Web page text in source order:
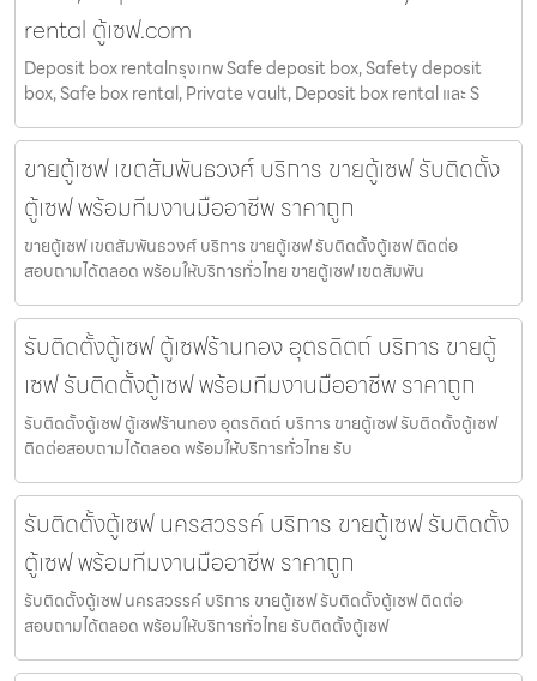
rental ตู้เซฟ.com
Deposit box rentalกรุงเทพ Safe deposit box, Safety deposit
box, Safe box rental, Private vault, Deposit box rental และ S
ขายตู้เซฟ เขตสัมพันธวงศ์ บริการ ขายตู้เซฟ รับติดตั้ง
ตู้เซฟ พร้อมทีมงานมืออาชีพ ราคาถูก
ขายตู้เซฟ เขตสัมพันธวงศ์ บริการ ขายตู้เซฟ รับติดตั้งตู้เซฟ ติดต่อ
สอบถามได้ตลอด พร้อมให้บริการทั่วไทย ขายตู้เซฟ เขตสัมพัน
รับติดตั้งตู้เซฟ ตู้เซฟร้านทอง อุตรดิตถ์ บริการ ขายตู้
เซฟ รับติดตั้งตู้เซฟ พร้อมทีมงานมืออาชีพ ราคาถูก
รับติดตั้งตู้เซฟ ตู้เซฟร้านทอง อุตรดิตถ์ บริการ ขายตู้เซฟ รับติดตั้งตู้เซฟ
ติดต่อสอบถามได้ตลอด พร้อมให้บริการทั่วไทย รับ
รับติดตั้งตู้เซฟ นครสวรรค์ บริการ ขายตู้เซฟ รับติดตั้ง
ตู้เซฟ พร้อมทีมงานมืออาชีพ ราคาถูก
รับติดตั้งตู้เซฟ นครสวรรค์ บริการ ขายตู้เซฟ รับติดตั้งตู้เซฟ ติดต่อ
สอบถามได้ตลอด พร้อมให้บริการทั่วไทย รับติดตั้งตู้เซฟ